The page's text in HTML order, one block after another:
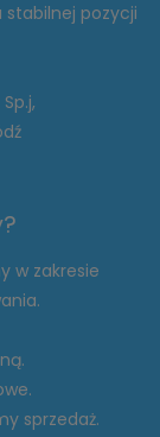
pozycji
w zakresie
sprzedaż.